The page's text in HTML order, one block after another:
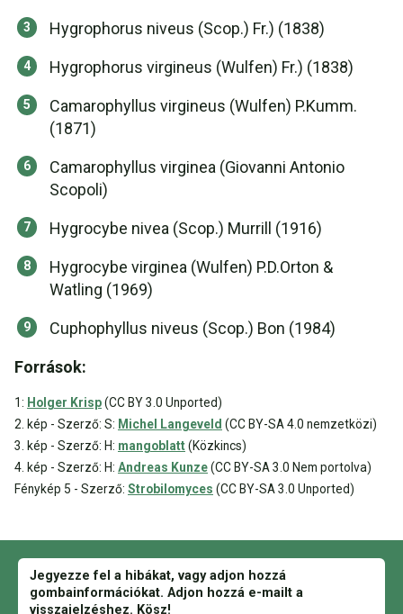
Hygrophorus niveus (Scop.) Fr.) (1838)
Hygrophorus virgineus (Wulfen) Fr.) (1838)
Camarophyllus virgineus (Wulfen) P.Kumm.
(1871)
Camarophyllus virginea (Giovanni Antonio
Scopoli)
Hygrocybe nivea (Scop.) Murrill (1916)
Hygrocybe virginea (Wulfen) P.D.Orton &
Watling (1969)
Cuphophyllus niveus (Scop.) Bon (1984)
Források:
1: Holger Krisp(CC BY 3.0 Unported)
2. kép - Szerző: S: Michel Langeveld (CC BY-SA 4.0 nemzetközi)
3. kép - Szerző: H: mangoblatt(Közkincs)
4. kép - Szerző: H: Andreas Kunze(CC BY-SA 3.0 Nem portolva)
Fénykép 5 - Szerző: Strobilomyces (CC BY-SA 3.0 Unported)